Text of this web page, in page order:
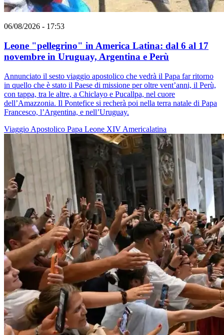
06/08/2026 - 17:53
Leone "pellegrino" in America Latina: dal 6 al 17
novembre in Uruguay, Argentina e Perù
Annunciato il sesto viaggio apostolico che vedrà il Papa far ritorno
in quello che è stato il Paese di missione per oltre vent’anni, il Perù,
con tappa, tra le altre, a Chiclayo e Pucallpa, nel cuore
dell’Amazzonia. Il Pontefice si recherà poi nella terra natale di Papa
Francesco, l’Argentina, e nell’Uruguay.
Viaggio Apostolico Papa Leone XIV Americalatina